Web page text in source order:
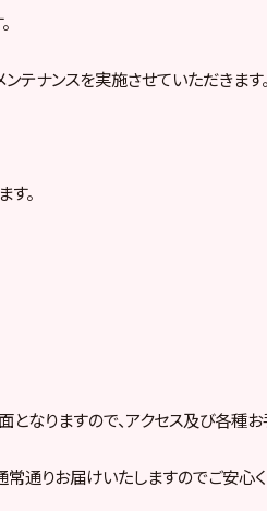
テナンスを実施させていただきます
。
となりますので、アクセス及び各種
通りお届けいたしますのでご安心く